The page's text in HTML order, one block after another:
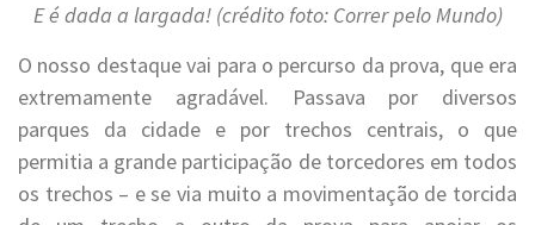
E é dada a largada! (crédito foto: Correr pelo Mundo)
O nosso destaque vai para o percurso da prova, que era
extremamente agradável. Passava por diversos
parques da cidade e por trechos centrais, o que
permitia a grande participação de torcedores em todos
os trechos – e se via muito a movimentação de torcida